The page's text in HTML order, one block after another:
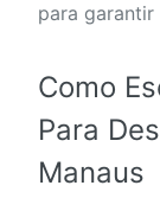
para
Como
Para
Manaus